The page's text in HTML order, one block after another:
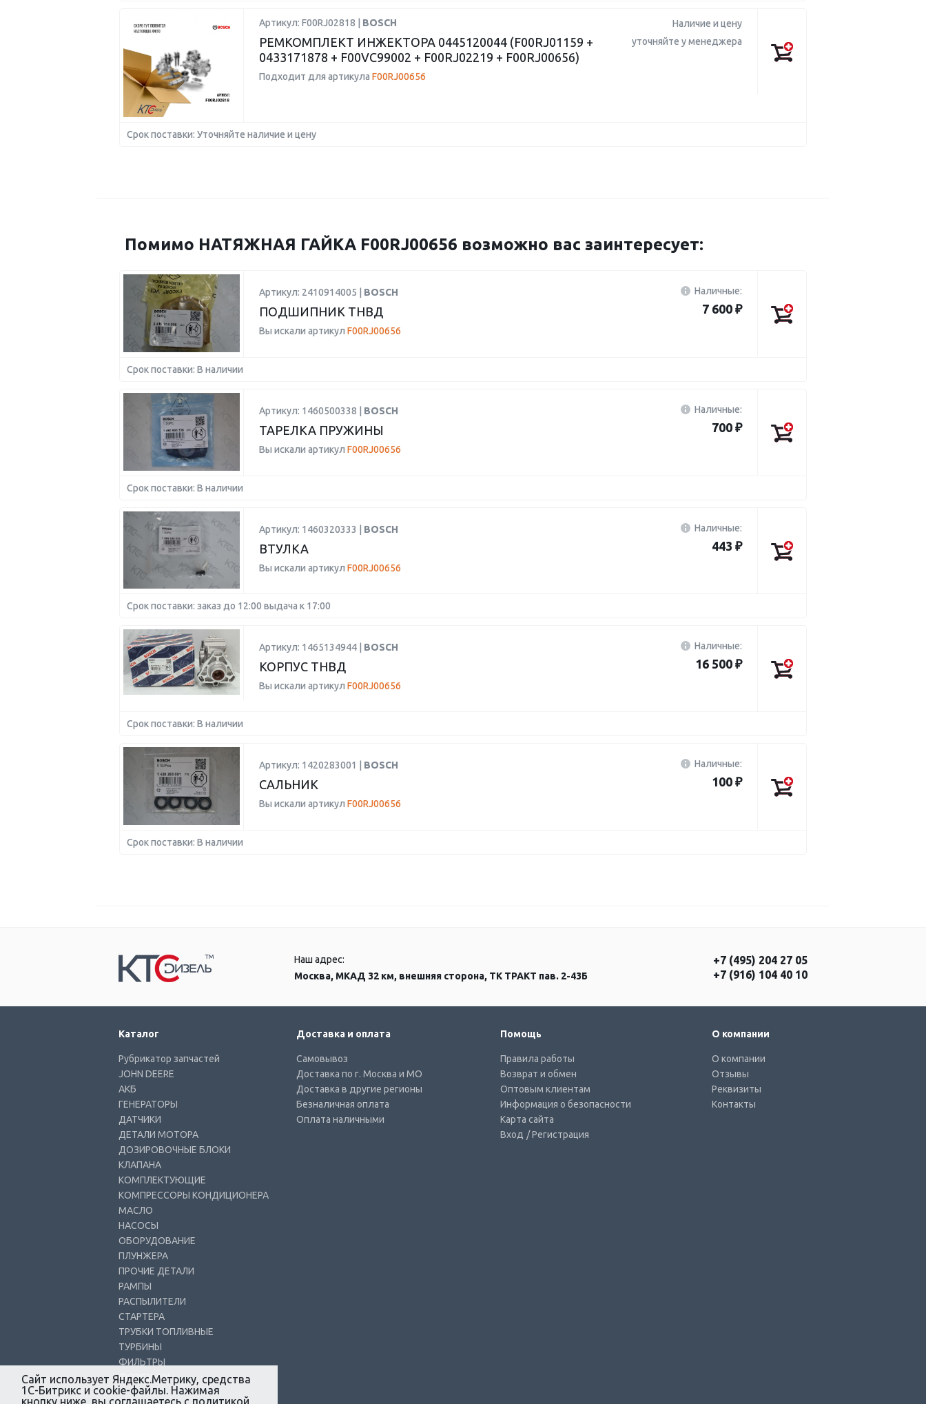
Артикул: F00RJ02818 | BOSCH
РЕМКОМПЛЕКТ ИНЖЕКТОРА 0445120044 (F00RJ01159 +
0433171878 + F00VC99002 + F00RJ02219 + F00RJ00656)
Подходит для артикула F00RJ00656
Наличие и цену
уточняйте у менеджера
Срок поставки: Уточняйте наличие и цену
Помимо НАТЯЖНАЯ ГАЙКА F00RJ00656 возможно вас заинтересует:
Артикул: 2410914005 | BOSCH
ПОДШИПНИК ТНВД
Вы искали артикул F00RJ00656
Наличные:
7 600 ₽
Срок поставки: В наличии
Артикул: 1460500338 | BOSCH
ТАРЕЛКА ПРУЖИНЫ
Вы искали артикул F00RJ00656
Наличные:
700 ₽
Срок поставки: В наличии
Артикул: 1460320333 | BOSCH
ВТУЛКА
Вы искали артикул F00RJ00656
Наличные:
443 ₽
Срок поставки: заказ до 12:00 выдача к 17:00
Артикул: 1465134944 | BOSCH
КОРПУС ТНВД
Вы искали артикул F00RJ00656
Наличные:
16 500 ₽
Срок поставки: В наличии
Артикул: 1420283001 | BOSCH
САЛЬНИК
Вы искали артикул F00RJ00656
Наличные:
100 ₽
Срок поставки: В наличии
Наш адрес:
Москва, МКАД 32 км, внешняя сторона, ТК ТРАКТ пав. 2-43Б
+7 (495) 204 27 05
+7 (916) 104 40 10
Каталог
Рубрикатор запчастей
JOHN DEERE
АКБ
ГЕНЕРАТОРЫ
ДАТЧИКИ
ДЕТАЛИ МОТОРА
ДОЗИРОВОЧНЫЕ БЛОКИ
КЛАПАНА
КОМПЛЕКТУЮЩИЕ
КОМПРЕССОРЫ КОНДИЦИОНЕРА
МАСЛО
НАСОСЫ
ОБОРУДОВАНИЕ
ПЛУНЖЕРА
ПРОЧИЕ ДЕТАЛИ
РАМПЫ
РАСПЫЛИТЕЛИ
СТАРТЕРА
ТРУБКИ ТОПЛИВНЫЕ
ТУРБИНЫ
ФИЛЬТРЫ
ФОРСУНКИ
Доставка и оплата
Самовывоз
Доставка по г. Москва и МО
Доставка в другие регионы
Безналичная оплата
Оплата наличными
Помощь
Правила работы
Возврат и обмен
Оптовым клиентам
Информация о безопасности
Карта сайта
Вход / Регистрация
О компании
О компании
Отзывы
Реквизиты
Контакты
Сайт использует Яндекс.Метрику, средства
1С-Битрикс и cookie-файлы. Нажимая
кнопку ниже, вы соглашаетесь с политикой